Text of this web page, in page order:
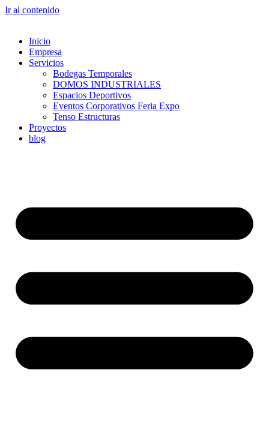
Ir al contenido
Inicio
Empresa
Servicios
Bodegas Temporales
DOMOS INDUSTRIALES
Espacios Deportivos
Eventos Corporativos Feria Expo
Tenso Estructuras
Proyectos
blog